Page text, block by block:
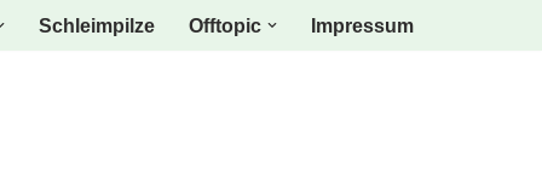
Schleimpilze Offtopic Impressum